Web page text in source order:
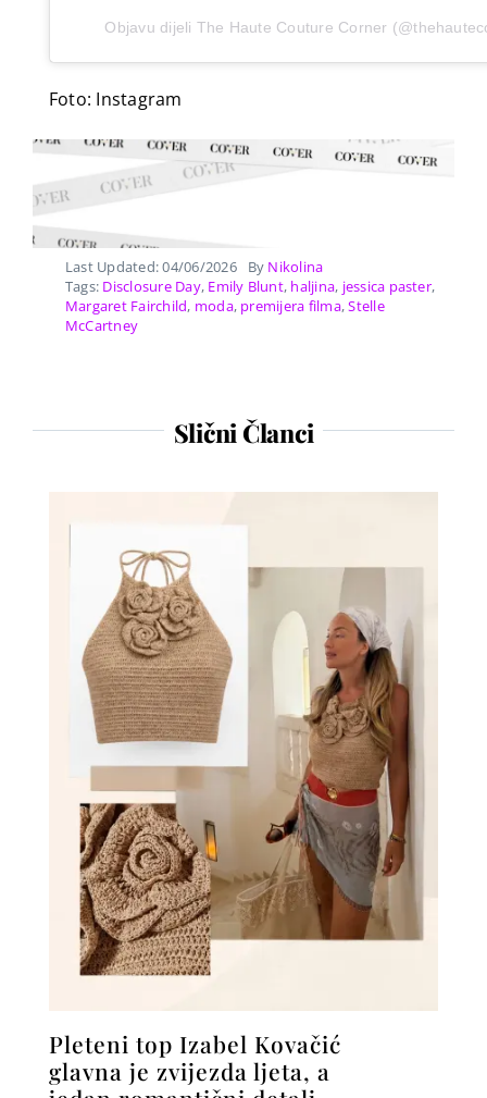
Objavu dijeli The Haute Couture Corner
Foto: Instagram
Last Updated: 04/06/2026 By Nikolina
Tags: Disclosure Day, Emily Blunt, haljina, jessica paster,
Margaret Fairchild, moda, premijera filma,Stelle
McCartney
Slični Članci
Pleteni top Izabel Kovačić
glavna je zvijezda ljeta, a